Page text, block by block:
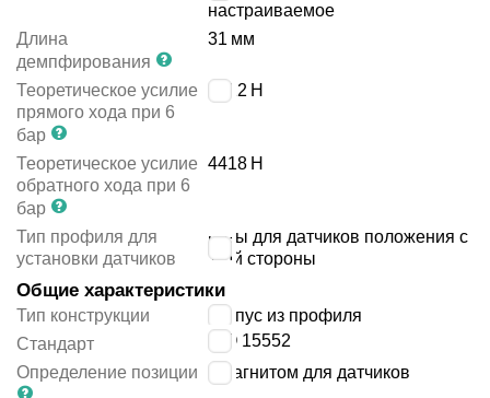
настраиваемое
Длина
демпфирования
31 мм
Теоретическое усилие
прямого хода при 6
бар
4712 Н
Теоретическое усилие
обратного хода при 6
бар
4418 Н
Тип профиля для
установки датчиков
пазы для датчиков положения с
1-ой стороны
Общие характеристики
Тип конструкции
корпус из профиля
Стандарт
ISO 15552
Определение позиции
с магнитом для датчиков